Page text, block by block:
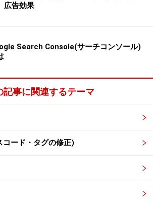
広告効果
Search Console(サーチコンソール)
記事に関連するテーマ
コード・タグの修正)